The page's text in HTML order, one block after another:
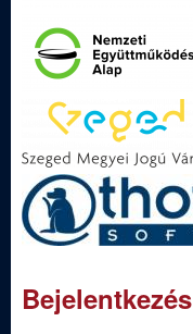
Bejelentkezés